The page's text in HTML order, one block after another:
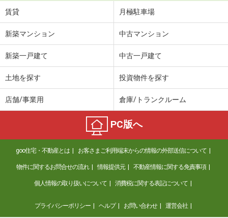
賃貸 月極駐車場
新築マンション 中古マンション
新築一戸建て 中古一戸建て
土地を探す 投資物件を探す
店舗/事業用 倉庫/トランクルーム
PC版へ
goo住宅・不動産とは お客さまご利用端末からの情報の外部送信について
物件に関するお問合せの流れ 情報提供元 不動産情報に関する免責事項
個人情報の取り扱いについて 消費税に関する表記について
プライバシーポリシー ヘルプ お問い合わせ 運営会社